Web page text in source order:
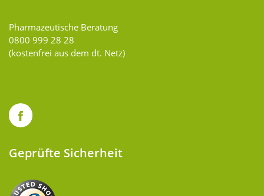
Pharmazeutische Beratung
0800 999 28 28
(kostenfrei aus dem dt. Netz)
Geprüfte Sicherheit